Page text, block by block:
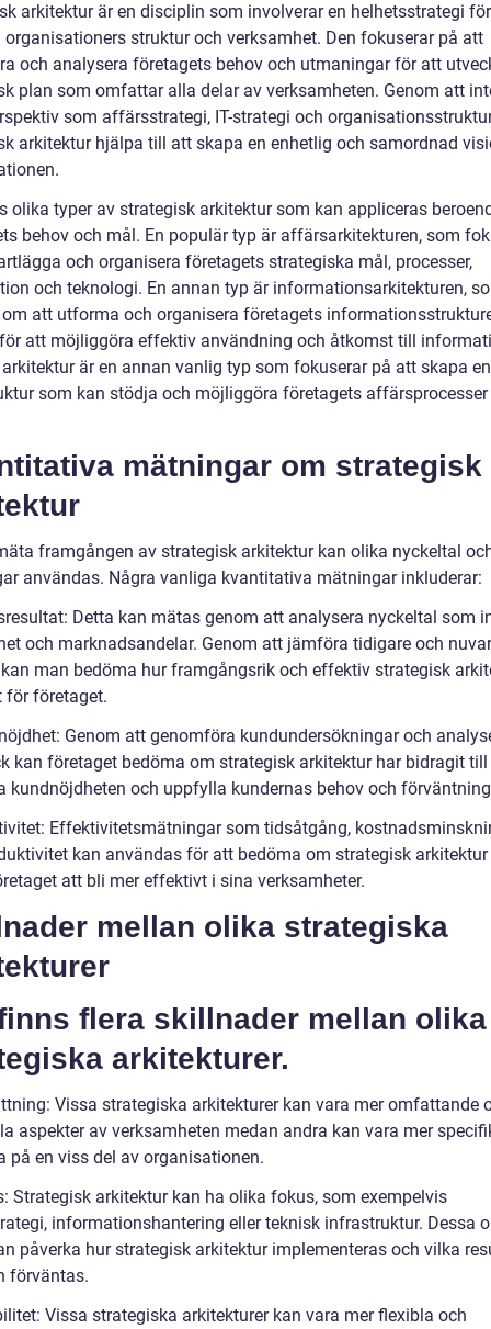
arkitektur är en disciplin som involverar en helhetsstrategi
struktur och verksamhet. Den fokuserar på att
och analysera företagets behov och utmaningar för att
plan som omfattar alla delar av verksamheten. Genom att
som affärsstrategi, IT-strategi och
arkitektur hjälpa till att skapa en enhetlig och samordnad
olika typer av strategisk arkitektur som kan appliceras
behov och mål. En populär typ är affärsarkitekturen, som
och organisera företagets strategiska mål, processer,
och teknologi. En annan typ är informationsarkitekturen,
att utforma och organisera företagets
att möjliggöra effektiv användning och åtkomst till
är en annan vanlig typ som fokuserar på att skapa
som kan stödja och möjliggöra företagets
mätningar om strategisk
framgången av strategisk arkitektur kan olika nyckeltal
användas. Några vanliga kvantitativa mätningar inkluderar:
Detta kan mätas genom att analysera nyckeltal som
och marknadsandelar. Genom att jämföra tidigare och
man bedöma hur framgångsrik och effektiv strategisk
för företaget.
Genom att genomföra kundundersökningar och
kan företaget bedöma om strategisk arkitektur har bidragit
kundnöjdheten och uppfylla kundernas behov och
Effektivitetsmätningar som tidsåtgång,
kan användas för att bedöma om strategisk arkitektur
att bli mer effektivt i sina verksamheter.
mellan olika strategiska
flera skillnader mellan olika
arkitekturer.
Vissa strategiska arkitekturer kan vara mer omfattande
aspekter av verksamheten medan andra kan vara mer
på en viss del av organisationen.
Strategisk arkitektur kan ha olika fokus, som exempelvis
informationshantering eller teknisk infrastruktur. Dessa
påverka hur strategisk arkitektur implementeras och vilka
förväntas.
Vissa strategiska arkitekturer kan vara mer flexibla och